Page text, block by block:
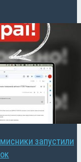
запустили